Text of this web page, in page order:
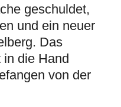
geschuldet,
und ein neuer
Das
die Hand
von der